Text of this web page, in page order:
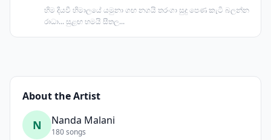
හිම දියවී හිමාලයේ යමුනා ගඟ නගයි තරංගා සුදු පෙණ කැටි බලන්න
රාධා... සුළඟ හමයි සීතල...
About the Artist
N Nanda Malani
180 songs